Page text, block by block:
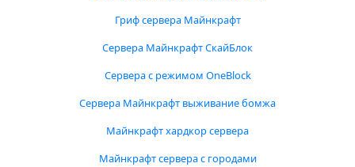
Гриф сервера Майнкрафт
Сервера Майнкрафт СкайБлок
Сервера с режимом OneBlock
Сервера Майнкрафт выживание бомжа
Майнкрафт хардкор сервера
Майнкрафт сервера с городами